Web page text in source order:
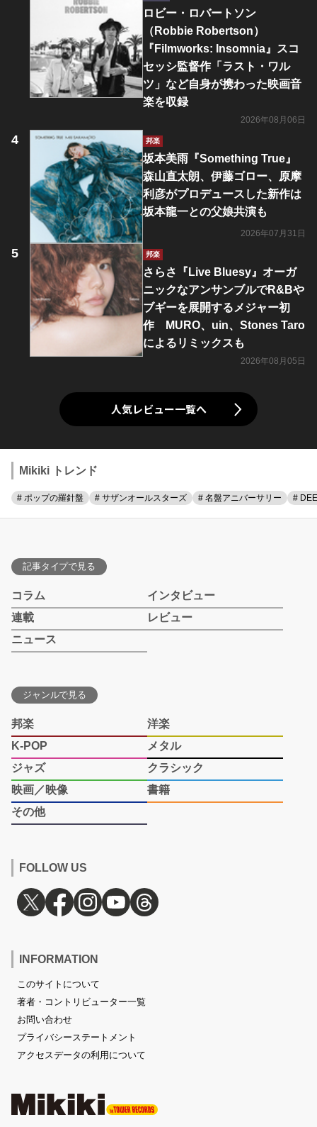
ロビー・ロバートソン
（Robbie Robertson）
『Filmworks: Insomnia』スコ
セッシ監督作「ラスト・ワル
ツ」など自身が携わった映画音
楽を収録
2026年08月06日
邦楽
坂本美雨『Something True』
森山直太朗、伊藤ゴロー、原摩
利彦がプロデュースした新作は
坂本龍一との父娘共演も
2026年07月31日
邦楽
さらさ『Live Bluesy』オーガ
ニックなアンサンブルでR&Bや
ブギーを展開するメジャー初
作 MURO、uin、Stones Taro
によるリミックスも
2026年08月05日
人気レビュー一覧へ
Mikiki トレンド
# ポップの羅針盤 # サザンオールスターズ # 名盤アニバーサリー #
記事タイプで見る
コラム
インタビュー
連載
レビュー
ニュース
ジャンルで見る
邦楽
洋楽
K-POP
メタル
ジャズ
クラシック
映画／映像
書籍
その他
FOLLOW US
INFORMATION
このサイトについて
著者・コントリビューター一覧
お問い合わせ
プライバシーステートメント
アクセスデータの利用について